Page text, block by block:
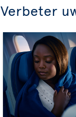
Verbeter